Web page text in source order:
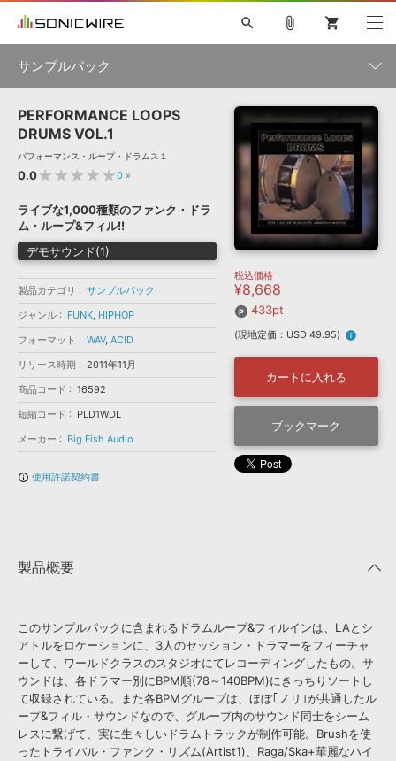
ソフト音源 »
プラグイン・エフェクト »
サンプルパック »
ソフトウェア／ツール »
DAW »
効果音 »
BGM »
特集 »
ニュースレター »
SONICWIREブログ »
製品サポート情報 »
DTMガイド »
FAQ »
お問い合わせ »
音楽カード
楽曲配信流通 サービス
無償のサウンド管理ソフト
APS
search
初音ミク NT 鏡音リン・レン V4X 巡音ルカ V4X
MEIKO V3
KAITO V3
VOCALOID TOONTRACK
SPITFIRE AUDIO
VIENNA
EZ DRUMMER 3
ライセンスフリーBGM
ボーカル抜き出し
DUBSTEP
ELECTRONICA
EDM TRANCE MUTANT
ROUTER.FM
ソフト音源 プラグイン・エフェクト
ソフトウェア／ツール 効果音
attach_file shopping_cart
サンプルパック
製品一覧
メーカー
フォーマット
ランキング
PERFORMANCE LOOPS
DRUMS VOL.1
パフォーマンス・ループ・ドラムス１
0.0★★★★★0 »
ライブな1,000種類のファンク・ドラ
ム・ループ&フィル!!
デモサウンド(1)
製品カテゴリ
サンプルパック
ジャンル
FUNK, HIPHOP
フォーマット
WAV, ACID
リリース時期
2011年11月
商品コード
16592
短縮コード
PLD1WDL
メーカー
Big Fish Audio
info_outline 使用許諾契約書
税込価格
¥8,668
433pt
(現地定価：USD 49.95) info
カートに入れる
ブックマーク
製品概要
このサンプルパックに含まれるドラムループ&フィルインは、LAとシ
アトルをロケーションに、3人のセッション・ドラマーをフィーチャ
ーして、ワールドクラスのスタジオにてレコーディングしたもの。サ
ウンドは、各ドラマー別にBPM順(78～140BPM)にきっちりソートし
て収録されている。また各BPMグループは、ほぼ｢ノリ｣が共通したル
ープ&フィル・サウンドなので、グループ内のサウンド同士をシーム
レスに繋げて、実に生々しいドラムトラックが制作可能。Brushを使
ったトライバル・ファンク・リズム(Artist1)、Raga/Ska+華麗なハイ